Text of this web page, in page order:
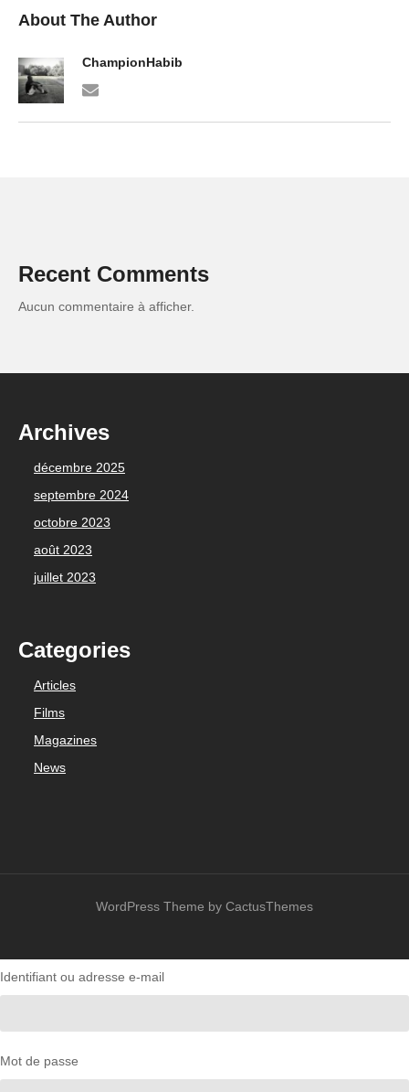
About The Author
ChampionHabib
Recent Comments
Aucun commentaire à afficher.
Archives
décembre 2025
septembre 2024
octobre 2023
août 2023
juillet 2023
Categories
Articles
Films
Magazines
News
WordPress Theme by CactusThemes
Identifiant ou adresse e-mail
Mot de passe